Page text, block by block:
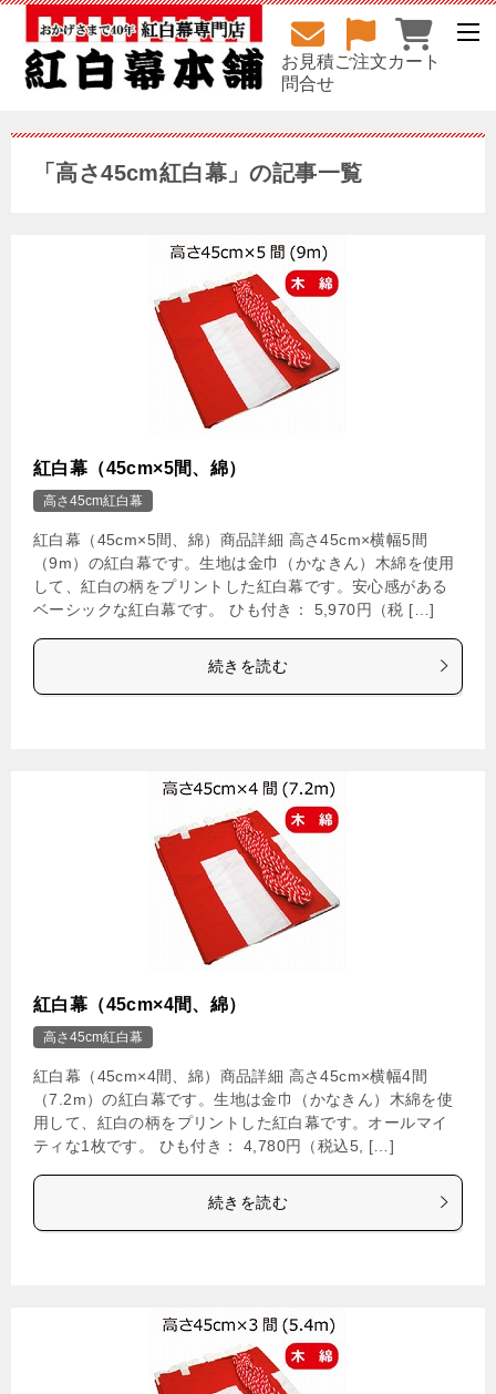
お見積
問合せ
ご注文カート
「高さ45cm紅白幕」の記事一覧
紅白幕（45cm×5間、綿）
高さ45cm紅白幕
紅白幕（45cm×5間、綿）商品詳細 高さ45cm×横幅5間
（9m）の紅白幕です。生地は金巾（かなきん）木綿を使用
して、紅白の柄をプリントした紅白幕です。安心感がある
ベーシックな紅白幕です。 ひも付き： 5,970円（税 […]
続きを読む
紅白幕（45cm×4間、綿）
高さ45cm紅白幕
紅白幕（45cm×4間、綿）商品詳細 高さ45cm×横幅4間
（7.2m）の紅白幕です。生地は金巾（かなきん）木綿を使
用して、紅白の柄をプリントした紅白幕です。オールマイ
ティな1枚です。 ひも付き： 4,780円（税込5, […]
続きを読む